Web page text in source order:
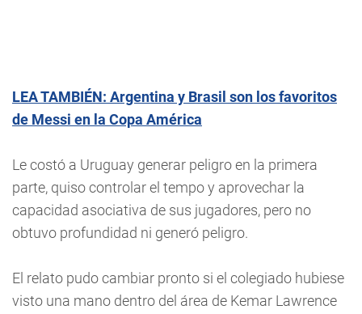
LEA TAMBIÉN: Argentina y Brasil son los favoritos
de Messi en la Copa América
Le costó a Uruguay generar peligro en la primera
parte, quiso controlar el tempo y aprovechar la
capacidad asociativa de sus jugadores, pero no
obtuvo profundidad ni generó peligro.
El relato pudo cambiar pronto si el colegiado hubiese
visto una mano dentro del área de Kemar Lawrence